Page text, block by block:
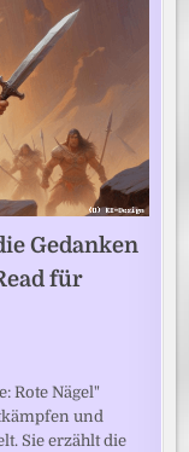
Gedanken
für
Rote Nägel"
und
Sie erzählt die